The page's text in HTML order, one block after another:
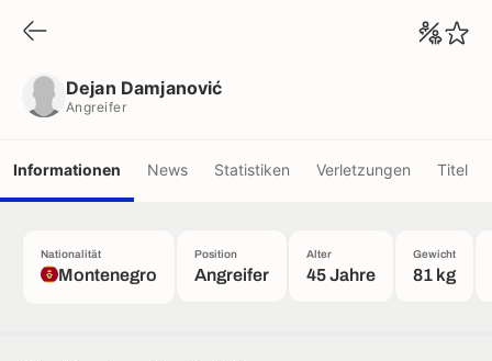
Dejan Damjanović
Angreifer
Informationen News Statistiken Verletzungen Titel
Nationalität
Montenegro
Position
Angreifer
Alter
45 Jahre
Gewicht
81 kg